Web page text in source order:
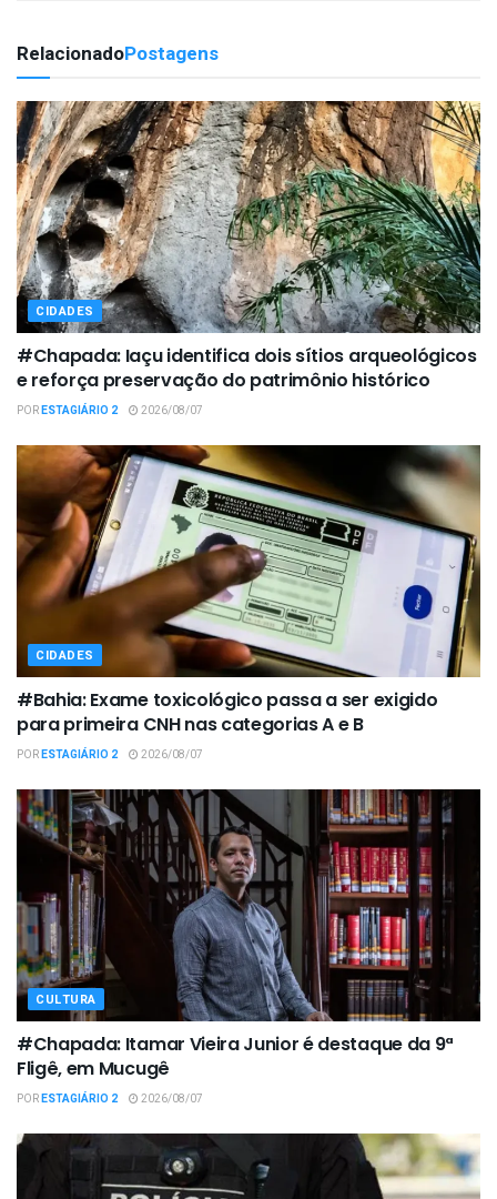
RelacionadoPostagens
CIDADES
#Chapada: Iaçu identifica dois sítios arqueológicos
e reforça preservação do patrimônio histórico
PORESTAGIÁRIO 2 2026/08/07
CIDADES
#Bahia: Exame toxicológico passa a ser exigido
para primeira CNH nas categorias A e B
PORESTAGIÁRIO 2 2026/08/07
CULTURA
#Chapada: Itamar Vieira Junior é destaque da 9ª
Fligê, em Mucugê
PORESTAGIÁRIO 2 2026/08/07